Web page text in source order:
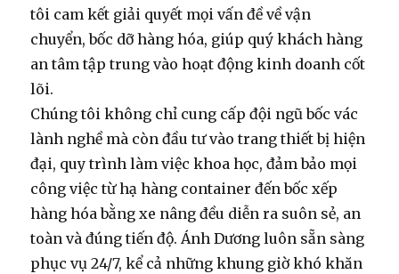
tôi cam kết giải quyết mọi vấn đề về vận
chuyển, bốc dỡ hàng hóa, giúp quý khách hàng
an tâm tập trung vào hoạt động kinh doanh cốt
lõi.
Chúng tôi không chỉ cung cấp đội ngũbốc vác
lành nghề mà còn đầu tư vào trang thiết bị hiện
đại, quy trình làm việc khoa học, đảm bảo mọi
công việc từhạ hàng container đếnbốc xếp
hàng hóa bằng xe nâng đều diễn ra suôn sẻ, an
toàn và đúng tiến độ. Ánh Dương luôn sẵn sàng
phục vụ 24/7, kể cả những khung giờ khó khăn